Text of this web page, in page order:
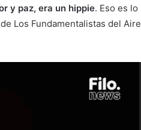
y paz, era un hippie. Eso es lo
Los Fundamentalistas del Aire